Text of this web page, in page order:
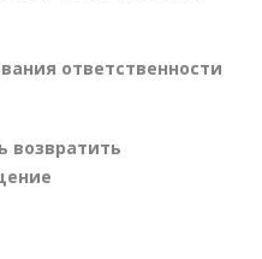
ответственности
возвратить